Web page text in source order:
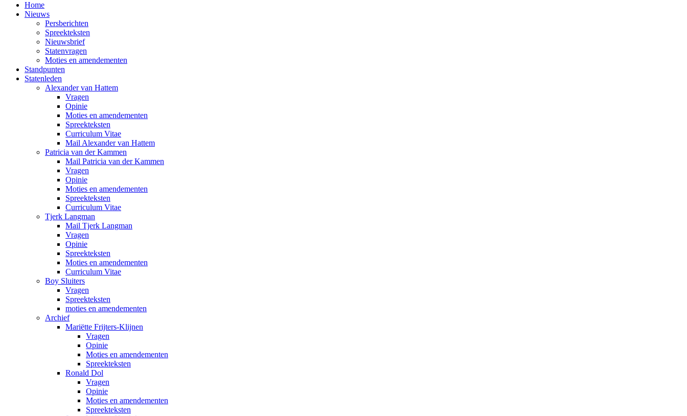
Home
Nieuws
Persberichten
Spreekteksten
Nieuwsbrief
Statenvragen
Moties en amendementen
Standpunten
Statenleden
Alexander van Hattem
Vragen
Opinie
Moties en amendementen
Spreekteksten
Curriculum Vitae
Mail Alexander van Hattem
Patricia van der Kammen
Mail Patricia van der Kammen
Vragen
Opinie
Moties en amendementen
Spreekteksten
Curriculum Vitae
Tjerk Langman
Mail Tjerk Langman
Vragen
Opinie
Spreekteksten
Moties en amendementen
Curriculum Vitae
Boy Sluiters
Vragen
Spreekteksten
moties en amendementen
Archief
Mariëtte Frijters-Klijnen
Vragen
Opinie
Moties en amendementen
Spreekteksten
Ronald Dol
Vragen
Opinie
Moties en amendementen
Spreekteksten